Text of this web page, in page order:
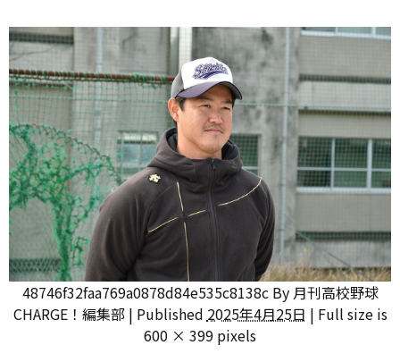
48746f32faa769a0878d84e535c8138c By 月刊高校野球
CHARGE！編集部 | Published 2025年4月25日 | Full size is
600 × 399 pixels